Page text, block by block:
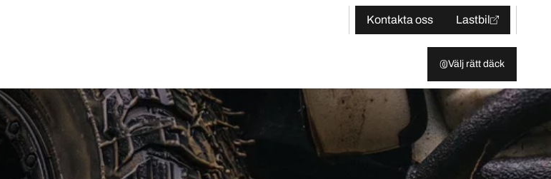
Kontakta oss
Lastbil
Välj rätt däck